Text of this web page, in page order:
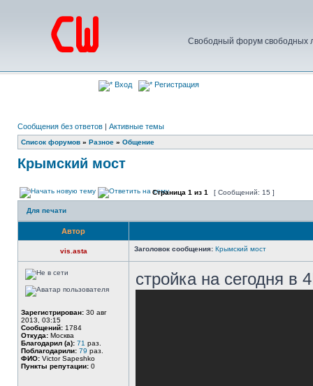
Свободный форум свободных
Вход Регистрация
Сообщения без ответов | Активные темы
Список форумов » Разное » Общение
Крымский мост
Страница 1 из 1 [ Сообщений: 15 ]
Для печати
Автор
vis.asta Заголовок сообщения: Крымский мост
Зарегистрирован: 30 авг
2013, 03:15
Сообщений: 1784
Откуда: Москва
Благодарил (а): 71 раз.
Поблагодарили: 79 раз.
ФИО: Victor Sapeshko
Пункты репутации: 0
стройка на сегодня в